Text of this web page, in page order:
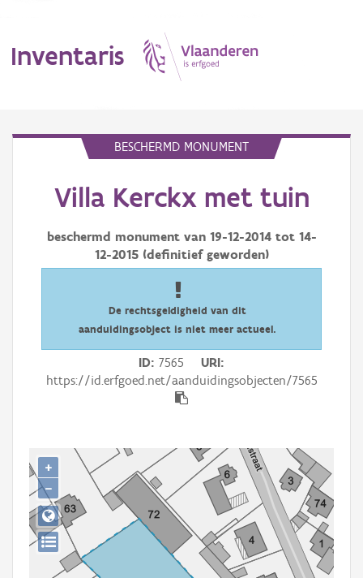
Inventaris
Erfgoedobject
Aanduidingsobject
Waarneming
Persoon of collectief
Aanmelden
BESCHERMD MONUMENT
Villa Kerckx met tuin
beschermd monument van 19-12-2014tot 14-
12-2015(definitief geworden)
De rechtsgeldigheid van dit
aanduidingsobject is niet meer actueel.
ID 7565
URI
https://id.erfgoed.net/aanduidingsobjecten/7565
+
−